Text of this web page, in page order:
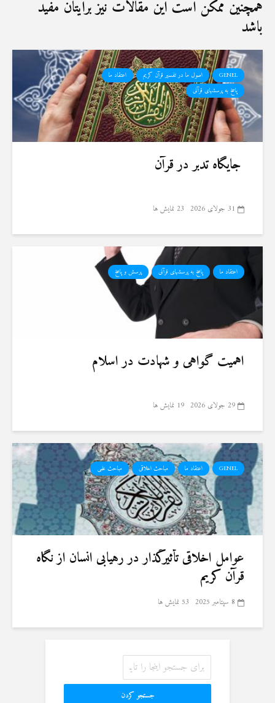
همچنین ممکن است این مقالات نیز برایتان مفید
باشد
GENEL اصول ما در تفسیر قرآن کریم
اعتقاد ما
پاسخ به پرسشهای قرآنی
جایگاه تدبر در قرآن
31 جولای 2026 23 نمایش ها
اعتقاد ما پاسخ به پرسشهای قرآنی پرسش و پاسخ
اهمیت گواهی و شهادت در اسلام
29 جولای 2026 19 نمایش ها
GENEL اعتقاد ما مباحث اخلاقی مباحث علمی
عوامل اخلاقی تأثیرگذار در رهیابی انسان از نگاه
قرآن کریم
8 سپتامبر 2025 53 نمایش ها
جستجو کردن